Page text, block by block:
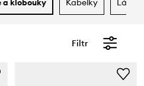
a klobouky kabelky láhve
Filtr